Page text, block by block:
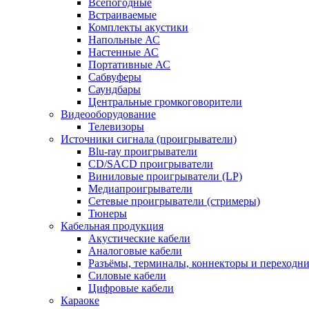
Встраиваемые
Комплекты акустики
Напольные АС
Настенные АС
Портативные АС
Сабвуферы
Саундбары
Центральные громкоговорители
Видеооборудование
Телевизоры
Источники сигнала (проигрыватели)
Blu-ray проигрыватели
CD/SACD проигрыватели
Виниловые проигрыватели (LP)
Медиапроигрыватели
Сетевые проигрыватели (стримеры)
Тюнеры
Кабельная продукция
Акустические кабели
Аналоговые кабели
Разъёмы, терминалы, коннекторы и
Силовые кабели
Цифровые кабели
Караоке